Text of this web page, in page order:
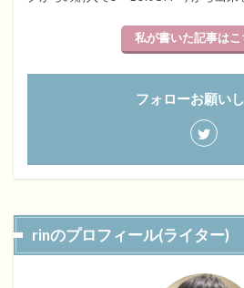
私が書いた記事はこ
フォローお願い
rinのプロフィール(ライター)